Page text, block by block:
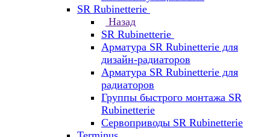
SR Rubinetterie
Назад
SR Rubinetterie
Арматура SR Rubinetterie для
дизайн-радиаторов
Арматура SR Rubinetterie для
радиаторов
Группы быстрого монтажа SR
Rubinetterie
Сервоприводы SR Rubinetterie